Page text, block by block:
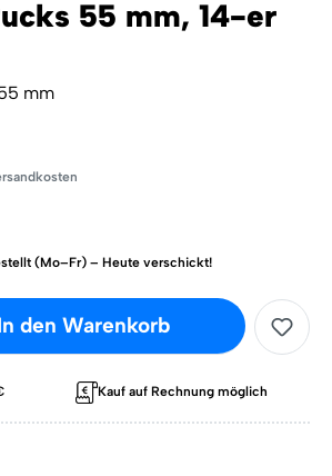
55 mm, 14-er
mm
(Mo–Fr) – Heute verschickt!
den Warenkorb
Kauf auf Rechnung möglich